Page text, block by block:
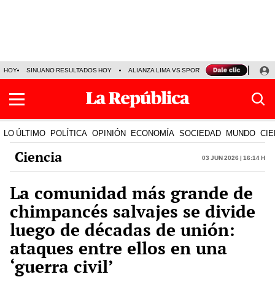
HOY SINUANO RESULTADOS HOY ALIANZA LIMA VS SPORT BOYS JORGE
LO ÚLTIMO POLÍTICA OPINIÓN ECONOMÍA SOCIEDAD MUNDO
Ciencia 03 Jun 2026 | 16:14 h
La comunidad más grande de
chimpancés salvajes se divide
luego de décadas de unión:
ataques entre ellos en una
‘guerra civil’